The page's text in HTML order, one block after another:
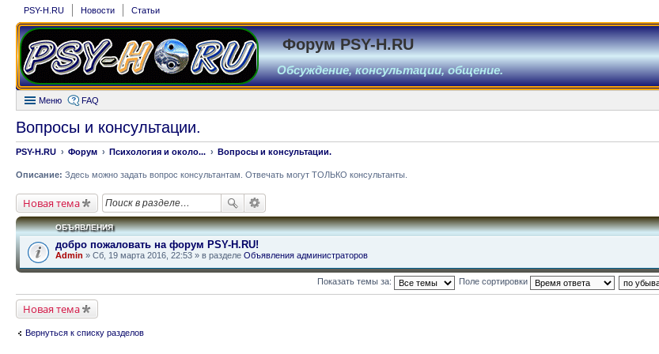
PSY-H.RU Новости Статьи
Форум PSY-H.RU
Обсуждение, консультации, общение.
Меню FAQ
Вопросы и консультации.
PSY-H.RU Форум Психология и около... Вопросы и консультации.
Описание: Здесь можно задать вопрос консультантам. Отвечать могут ТОЛЬКО консультанты.
Новая тема
ОБЪЯВЛЕНИЯ
добро пожаловать на форум PSY-H.RU!
Admin » Сб, 19 марта 2016, 22:53 » в разделе Объявления администраторов
Показать темы за: Поле сортировки
Новая тема
Вернуться к списку разделов